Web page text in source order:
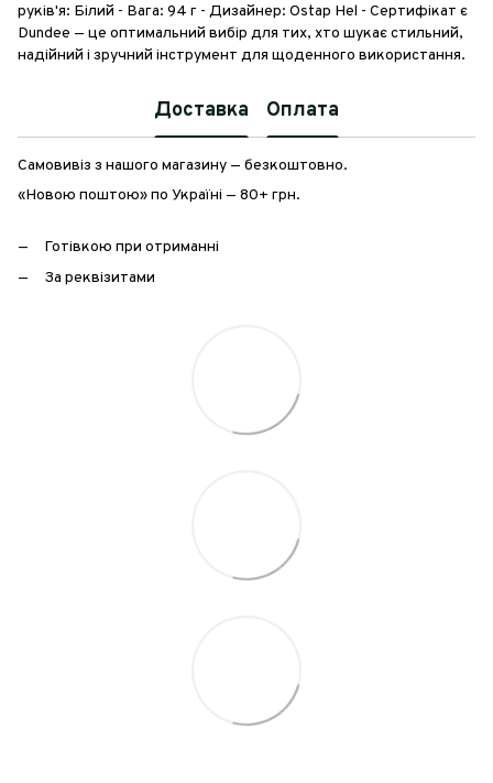
руків'я: Білий - Вага: 94 г - Дизайнер: Ostap Hel - Сертифікат є
Dundee — це оптимальний вибір для тих, хто шукає стильний,
надійний і зручний інструмент для щоденного використання.
Доставка Оплата
Самовивіз з нашого магазину — безкоштовно.
«Новою поштою» по Україні — 80+ грн.
Готівкою при отриманні
За реквізитами